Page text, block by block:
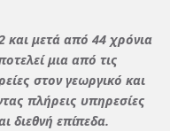
μετά από 44 χρόνια
μια από τις
στον γεωργικό και
πλήρεις υπηρεσίες
διεθνή επίπεδα.